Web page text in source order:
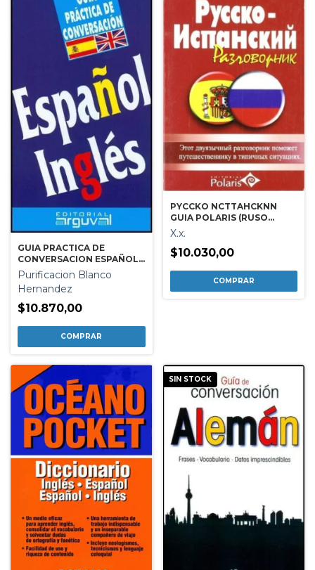
GUIA PRACTICA DE
CONVERSACION ESPAÑOL-
INGLES
Purificacion Blanco
Hernandez
$10.870,00
PYCCKO NCTTAHCKNN
GUIA POLARIS (RUSO
ESPAÑOL)
X.x.
$10.030,00
SIN STOCK